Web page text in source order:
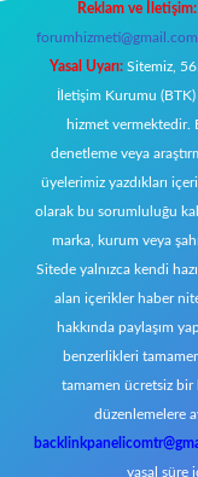
Reklam ve İletişim:
forumhizmeti@gmail.com
Yasal Uyarı: Sitemiz,
İletişim Kurumu (BTK)
hizmet vermektedir.
denetleme veya
üyelerimiz yazdıkları
olarak bu sorumluluğu
marka, kurum veya
Sitede yalnızca kendi
alan içerikler haber
hakkında paylaşım
benzerlikleri
tamamen ücretsiz bir
düzenlemelere
yasal süre